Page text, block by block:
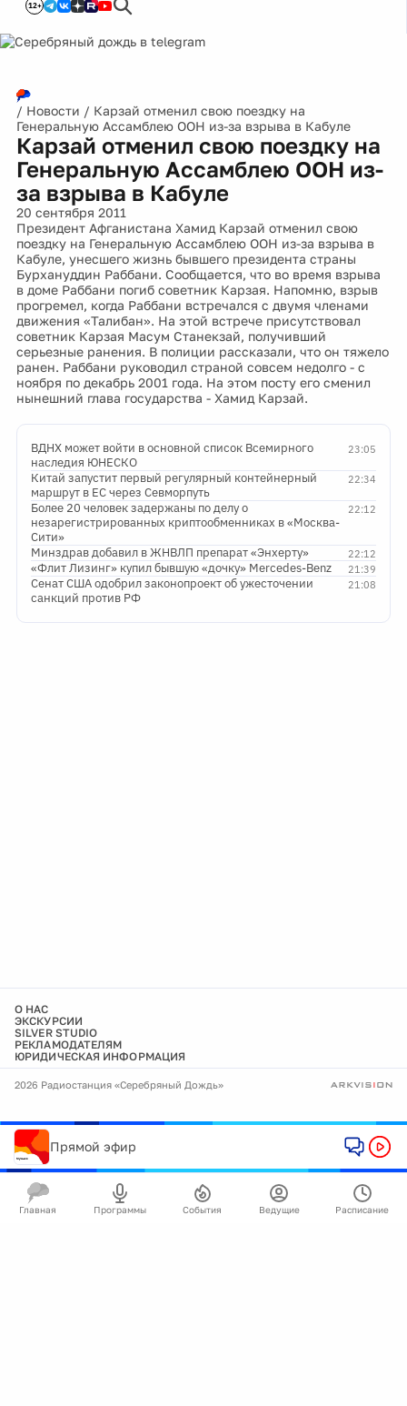
12+
/ Новости / Карзай отменил свою поездку на
Генеральную Ассамблею ООН из-за взрыва в Кабуле
Карзай отменил свою поездку на
Генеральную Ассамблею ООН из-
за взрыва в Кабуле
20 сентября 2011
Президент Афганистана Хамид Карзай отменил свою
поездку на Генеральную Ассамблею ООН из-за взрыва в
Кабуле, унесшего жизнь бывшего президента страны
Бурхануддин Раббани. Сообщается, что во время взрыва
в доме Раббани погиб советник Карзая. Напомню, взрыв
прогремел, когда Раббани встречался с двумя членами
движения «Талибан». На этой встрече присутствовал
советник Карзая Масум Станекзай, получивший
серьезные ранения. В полиции рассказали, что он тяжело
ранен. Раббани руководил страной совсем недолго - с
ноября по декабрь 2001 года. На этом посту его сменил
нынешний глава государства - Хамид Карзай.
23:05
ВДНХ может войти в основной список Всемирного
наследия ЮНЕСКО
22:34
Китай запустит первый регулярный контейнерный
маршрут в ЕС через Севморпуть
22:12
Более 20 человек задержаны по делу о
незарегистрированных криптообменниках в «Москва-
Сити»
22:12
Минздрав добавил в ЖНВЛП препарат «Энхерту»
21:39
«Флит Лизинг» купил бывшую «дочку» Mercedes-Benz
21:08
Сенат США одобрил законопроект об ужесточении
санкций против РФ
О НАС
ЭКСКУРСИИ
SILVER STUDIO
РЕКЛАМОДАТЕЛЯМ
ЮРИДИЧЕСКАЯ ИНФОРМАЦИЯ
2026 Радиостанция «Серебряный Дождь»
Прямой эфир
Главная Программы События Ведущие Расписание